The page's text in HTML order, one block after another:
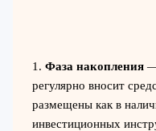
1. Фаза накопления—
регулярно вносит
размещены как в
инвестиционных